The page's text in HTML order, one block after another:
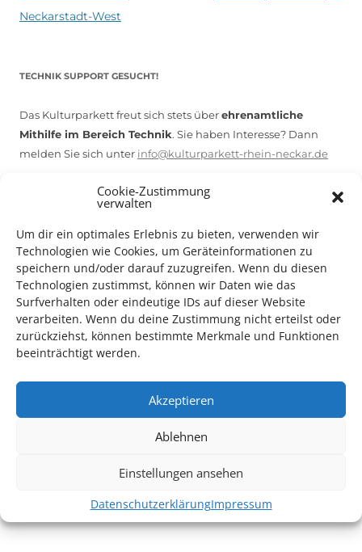
Cookie-Zustimmung
verwalten
Um dir ein optimales Erlebnis zu bieten, verwenden wir
Technologien wie Cookies, um Geräteinformationen zu
speichern und/oder darauf zuzugreifen. Wenn du diesen
Technologien zustimmst, können wir Daten wie das
Surfverhalten oder eindeutige IDs auf dieser Website
verarbeiten. Wenn du deine Zustimmung nicht erteilst oder
zurückziehst, können bestimmte Merkmale und Funktionen
beeinträchtigt werden.
Akzeptieren
Ablehnen
Einstellungen ansehen
DatenschutzerklärungImpressum
Neckarstadt-West
TECHNIK SUPPORT GESUCHT!
Das Kulturparkett freut sich stets überehrenamtliche
Mithilfe im Bereich Technik. Sie haben Interesse? Dann
melden Sie sich unter info@kulturparkett-rhein-neckar.de
Auch dieses Jahr findet wieder dasFestival des deutschen
in Ludwigshafen statt.
Inhaber*innen freien Eintrittzu den Vorstellungen – 30
Weitere Details zum Festival finden SieHIER